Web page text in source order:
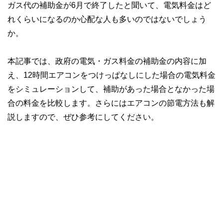
ガス代の補助金が6月で終了したと聞いて、電気料金はど
れくらいになるのか心配な人も多いのではないでしょう
か。
本記事では、政府の電気・ガス料金の補助金の内容に加
え、12時間エアコンをつけっぱなしにした場合の電気料金
をシミュレーションして、補助があった場合となかった場
合の料金を比較します。さらにはエアコンの節電方法も解
説しますので、ぜひ参考にしてください。